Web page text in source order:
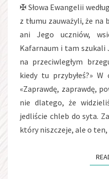
✠ Słowa Ewangelii
z tłumu zauważyli, że na
ani Jego uczniów,
Kafarnaum i tam szukali
na przeciwległym
kiedy tu przybyłeś?»
«Zaprawdę, zaprawdę,
nie dlatego, że
jedliście chleb do syta.
który niszczeje, ale o